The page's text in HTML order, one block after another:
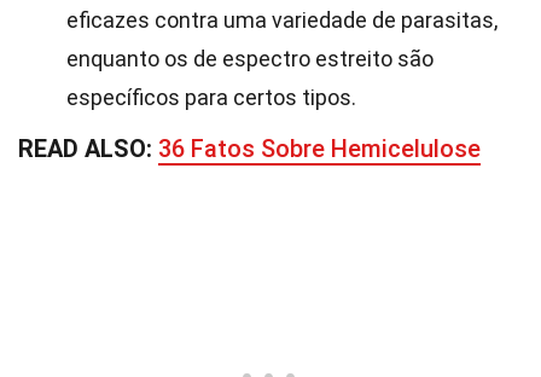
eficazes contra uma variedade de parasitas,
enquanto os de espectro estreito são
específicos para certos tipos.
READ ALSO: 36 Fatos Sobre Hemicelulose